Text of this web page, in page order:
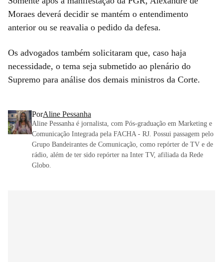
Moraes deverá decidir se mantém o entendimento
anterior ou se reavalia o pedido da defesa.
Os advogados também solicitaram que, caso haja
necessidade, o tema seja submetido ao plenário do
Supremo para análise dos demais ministros da Corte.
PorAline Pessanha
Aline Pessanha é jornalista, com Pós-graduação em Marketing e
Comunicação Integrada pela FACHA - RJ. Possui passagem pelo
Grupo Bandeirantes de Comunicação, como repórter de TV e de
rádio, além de ter sido repórter na Inter TV, afiliada da Rede
Globo.